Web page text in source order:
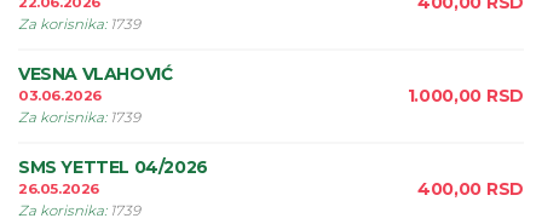
Za korisnika: 1739
VESNA VLAHOVIĆ
03.06.2026
Za korisnika: 1739
1.000,00 RSD
SMS YETTEL 04/2026
26.05.2026
Za korisnika: 1739
400,00 RSD